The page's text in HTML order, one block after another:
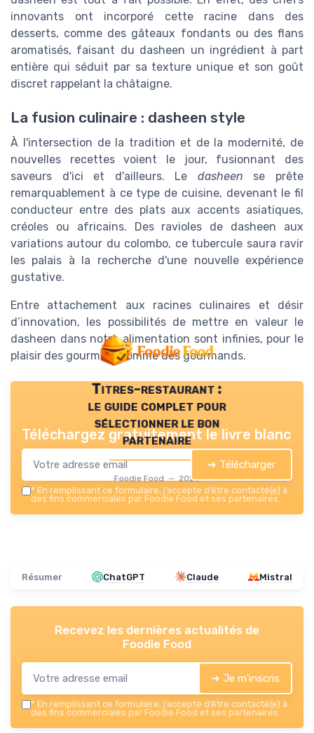
innovants ont incorporé cette racine dans des
desserts, comme des gâteaux fondants ou des flans
aromatisés, faisant du dasheen un ingrédient à part
entière qui séduit par sa texture unique et son goût
discret rappelant la châtaigne.
La fusion culinaire : dasheen style
À l'intersection de la tradition et de la modernité, de
nouvelles recettes voient le jour, fusionnant des
saveurs d'ici et d'ailleurs. Le dasheen se prête
remarquablement à ce type de cuisine, devenant le fil
conducteur entre des plats aux accents asiatiques,
créoles ou africains. Des ravioles de dasheen aux
variations autour du colombo, ce tubercule saura ravir
les palais à la recherche d'une nouvelle expérience
gustative.
Entre attachement aux racines culinaires et désir
d’innovation, les possibilités de mettre en valeur le
dasheen dans notre alimentation sont infinies, pour le
plaisir des gourmets comme des gourmands.
Titres-restaurant :
le guide complet pour
sélectionner le bon
partenaire
Foodie Food — 2026
Téléchargez gratuitement le livre blanc
➔ Télécharger
* En remplissant ce formulaire, j’accepte d’être contacté(e) à
des fins commerciales par Foodie Food et ses partenaires.
Résumer ChatGPT Claude Mistral
Recevez les dernières actualités de
Foodie Food
➔ Je m'inscris
* En remplissant ce formulaire, j’accepte d’être contacté(e) à
des fins commerciales par Foodie Food et ses partenaires.